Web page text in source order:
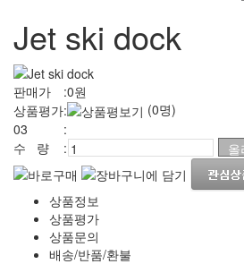
Jet ski dock
판매가 :0원
상품평가:
(0명)
03
:
수 량
:
상품정보
상품평가
상품문의
배송/반품/환불